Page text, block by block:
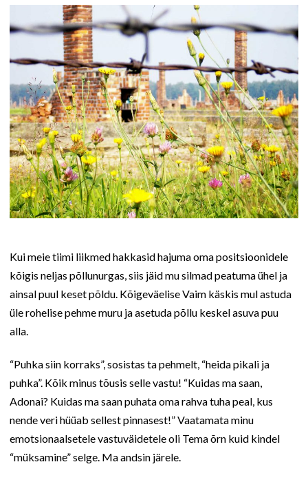
Kui meie tiimi liikmed hakkasid hajuma oma positsioonidele
kõigis neljas põllunurgas, siis jäid mu silmad peatuma ühel ja
ainsal puul keset põldu. Kõigeväelise Vaim käskis mul astuda
üle rohelise pehme muru ja asetuda põllu keskel asuva puu
alla.
“Puhka siin korraks”, sosistas ta pehmelt, “heida pikali ja
puhka”. Kõik minus tõusis selle vastu! “Kuidas ma saan,
Adonai? Kuidas ma saan puhata oma rahva tuha peal, kus
nende veri hüüab sellest pinnasest!” Vaatamata minu
emotsionaalsetele vastuväidetele oli Tema õrn kuid kindel
“müksamine” selge. Ma andsin järele.